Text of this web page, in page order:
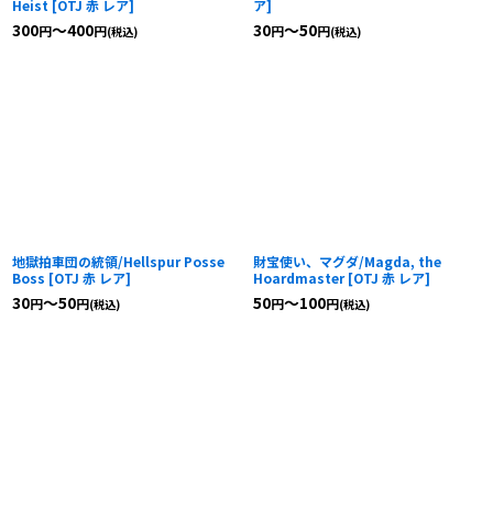
Heist [OTJ 赤 レア]
300円～400円(税込)
ア]
30円～50円(税込)
地獄拍車団の統領/Hellspur Posse
Boss [OTJ 赤 レア]
30円～50円(税込)
財宝使い、マグダ/Magda, the
Hoardmaster [OTJ 赤 レア]
50円～100円(税込)